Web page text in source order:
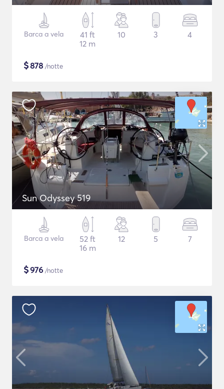
Barca a vela
41 ft
12 m
10 3 4
$878 /notte
Sun Odyssey 519
Barca a vela
52 ft
16 m
12 5 7
$976 /notte